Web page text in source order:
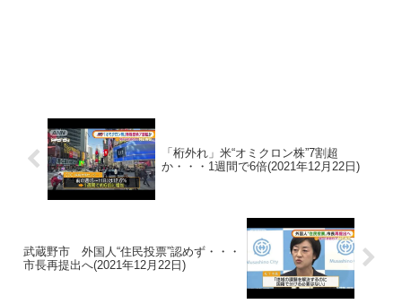
「桁外れ」米“オミクロン株”7割超
か・・・1週間で6倍(2021年12月22日)
武蔵野市 外国人“住民投票”認めず・・・
市長再提出へ(2021年12月22日)